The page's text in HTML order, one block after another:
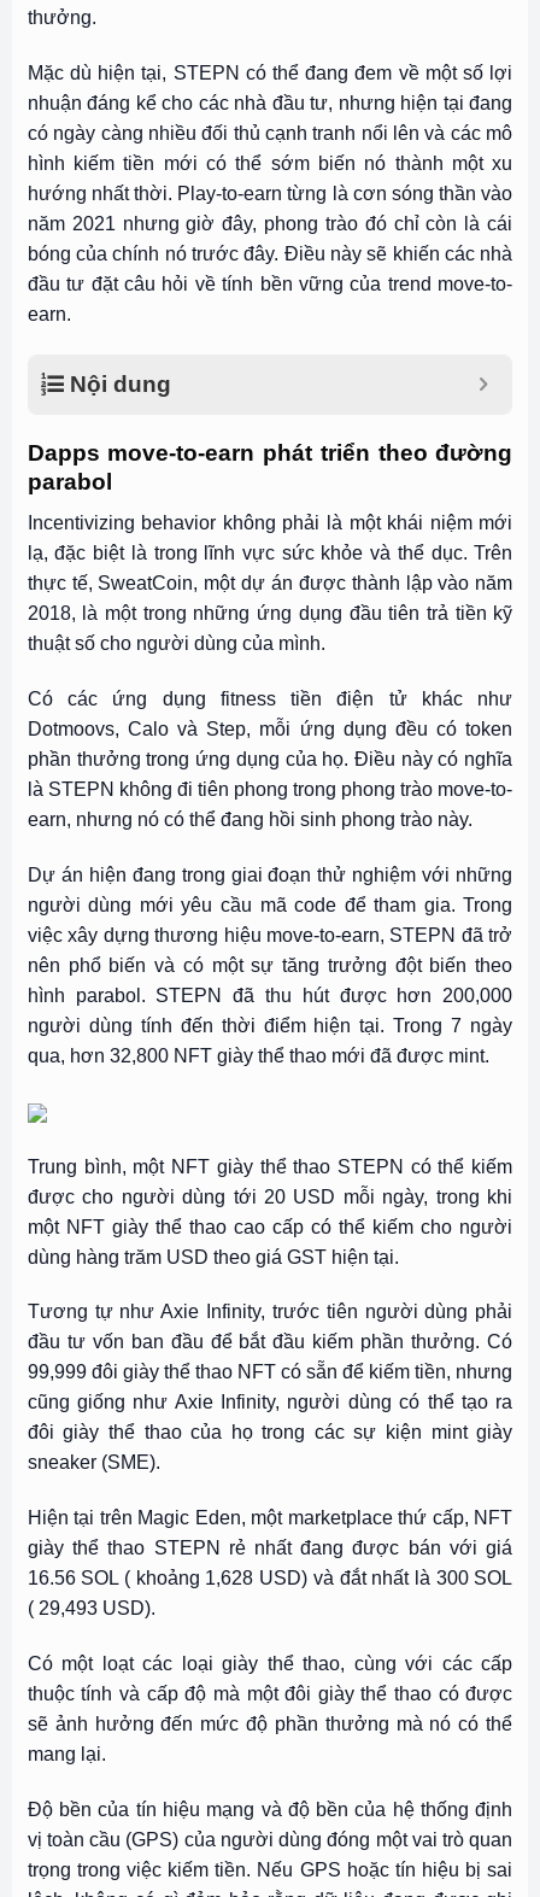
thưởng.
Mặc dù hiện tại, STEPN có thể đang đem về một số lợi
nhuận đáng kể cho các nhà đầu tư, nhưng hiện tại đang
có ngày càng nhiều đối thủ cạnh tranh nổi lên và các mô
hình kiếm tiền mới có thể sớm biến nó thành một xu
hướng nhất thời. Play-to-earn từng là cơn sóng thần vào
năm 2021 nhưng giờ đây, phong trào đó chỉ còn là cái
bóng của chính nó trước đây. Điều này sẽ khiến các nhà
đầu tư đặt câu hỏi về tính bền vững của trend move-to-
earn.
Nội dung
Dapps move-to-earn phát triển theo đường
parabol
Incentivizing behavior không phải là một khái niệm mới
lạ, đặc biệt là trong lĩnh vực sức khỏe và thể dục. Trên
thực tế, SweatCoin, một dự án được thành lập vào năm
2018, là một trong những ứng dụng đầu tiên trả tiền kỹ
thuật số cho người dùng của mình.
Có các ứng dụng fitness tiền điện tử khác như
Dotmoovs, Calo và Step, mỗi ứng dụng đều có token
phần thưởng trong ứng dụng của họ. Điều này có nghĩa
là STEPN không đi tiên phong trong phong trào move-to-
earn, nhưng nó có thể đang hồi sinh phong trào này.
Dự án hiện đang trong giai đoạn thử nghiệm với những
người dùng mới yêu cầu mã code để tham gia. Trong
việc xây dựng thương hiệu move-to-earn, STEPN đã trở
nên phổ biến và có một sự tăng trưởng đột biến theo
hình parabol. STEPN đã thu hút được hơn 200,000
người dùng tính đến thời điểm hiện tại. Trong 7 ngày
qua, hơn 32,800 NFT giày thể thao mới đã được mint.
Trung bình, một NFT giày thể thao STEPN có thể kiếm
được cho người dùng tới 20 USD mỗi ngày, trong khi
một NFT giày thể thao cao cấp có thể kiếm cho người
dùng hàng trăm USD theo giá GST hiện tại.
Tương tự như Axie Infinity, trước tiên người dùng phải
đầu tư vốn ban đầu để bắt đầu kiếm phần thưởng. Có
99,999 đôi giày thể thao NFT có sẵn để kiếm tiền, nhưng
cũng giống như Axie Infinity, người dùng có thể tạo ra
đôi giày thể thao của họ trong các sự kiện mint giày
sneaker (SME).
Hiện tại trên Magic Eden, một marketplace thứ cấp, NFT
giày thể thao STEPN rẻ nhất đang được bán với giá
16.56 SOL ( khoảng 1,628 USD) và đắt nhất là 300 SOL
( 29,493 USD).
Có một loạt các loại giày thể thao, cùng với các cấp
thuộc tính và cấp độ mà một đôi giày thể thao có được
sẽ ảnh hưởng đến mức độ phần thưởng mà nó có thể
mang lại.
Độ bền của tín hiệu mạng và độ bền của hệ thống định
vị toàn cầu (GPS) của người dùng đóng một vai trò quan
trọng trong việc kiếm tiền. Nếu GPS hoặc tín hiệu bị sai